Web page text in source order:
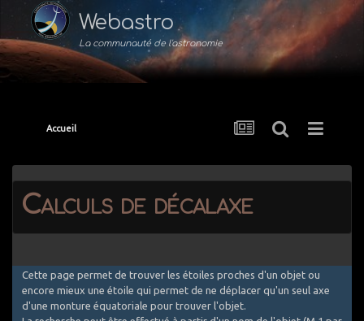
Webastro
La communauté de l'astronomie
Accueil
Calculs de décalaxe
Cette page permet de trouver les étoiles proches d'un objet ou
encore mieux une étoile qui permet de ne déplacer qu'un seul axe
d'une monture équatoriale pour trouver l'objet.